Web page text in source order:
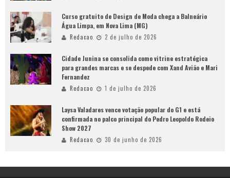
Curso gratuito de Design de Moda chega a Balneário
Água Limpa, em Nova Lima (MG)
Redacao 2 de julho de 2026
Cidade Junina se consolida como vitrine estratégica
para grandes marcas e se despede com Xand Avião e Mari
Fernandez
Redacao 1 de julho de 2026
Laysa Valadares vence votação popular do G1 e está
confirmada no palco principal do Pedro Leopoldo Rodeio
Show 2027
Redacao 30 de junho de 2026